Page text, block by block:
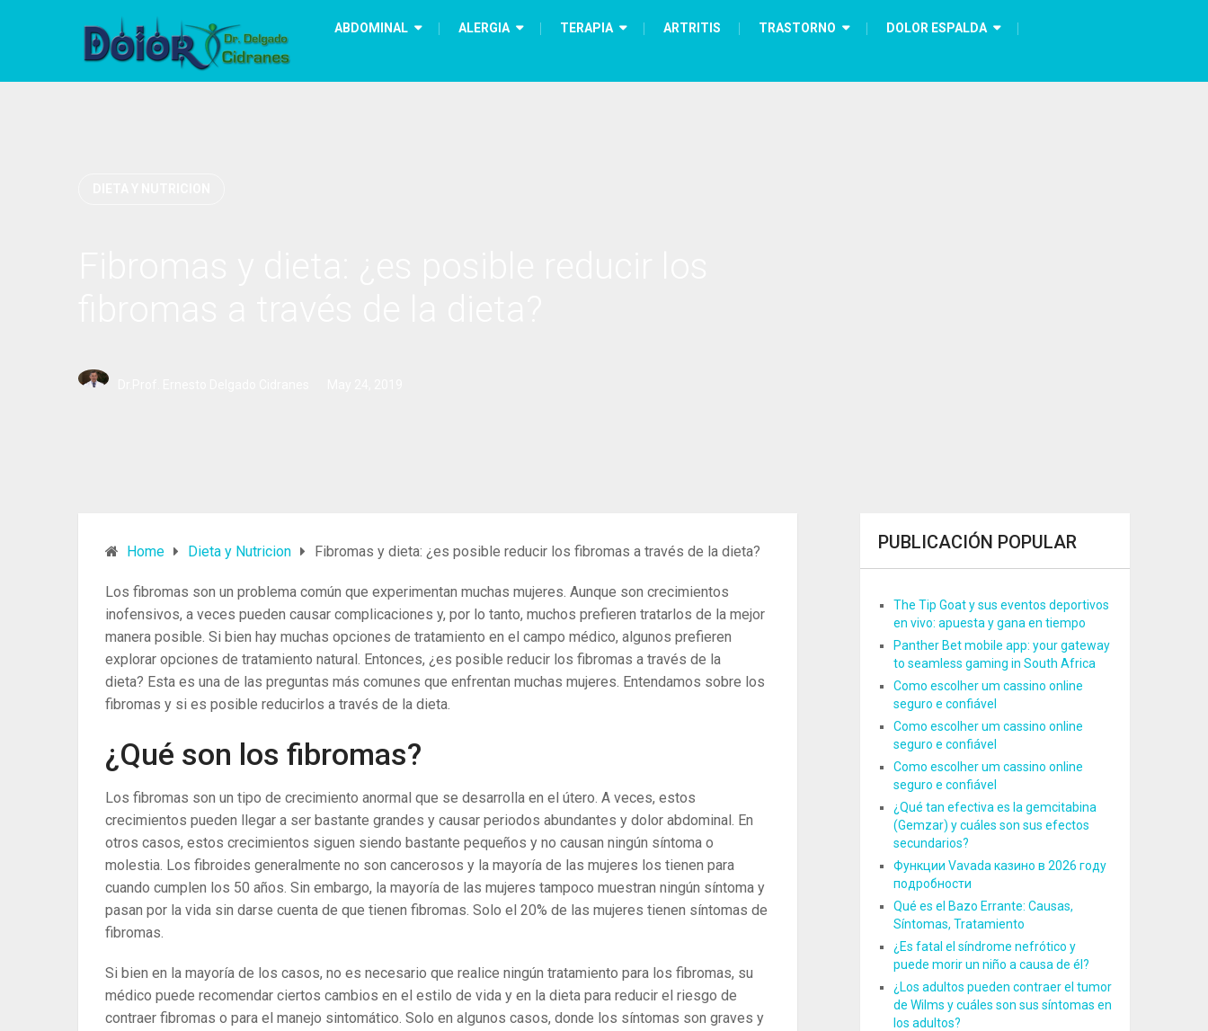
ABDOMINAL ALERGIA TERAPIA ARTRITIS TRASTORNO DOLOR ESPALDA
Home Dieta y Nutricion Fibromas y dieta: ¿es posible reducir los fibromas a través de la dieta?
Los fibromas son un problema común que experimentan muchas mujeres. Aunque son crecimientos
inofensivos, a veces pueden causar complicaciones y, por lo tanto, muchos prefieren tratarlos de la mejor
manera posible. Si bien hay muchas opciones de tratamiento en el campo médico, algunos prefieren
explorar opciones de tratamiento natural. Entonces, ¿es posible reducir los fibromas a través de la
dieta? Esta es una de las preguntas más comunes que enfrentan muchas mujeres. Entendamos sobre los
fibromas y si es posible reducirlos a través de la dieta.
¿Qué son los fibromas?
Los fibromas son un tipo de crecimiento anormal que se desarrolla en el útero. A veces, estos
crecimientos pueden llegar a ser bastante grandes y causar periodos abundantes y dolor abdominal. En
otros casos, estos crecimientos siguen siendo bastante pequeños y no causan ningún síntoma o
molestia. Los fibroides generalmente no son cancerosos y la mayoría de las mujeres los tienen para
cuando cumplen los 50 años. Sin embargo, la mayoría de las mujeres tampoco muestran ningún síntoma y
pasan por la vida sin darse cuenta de que tienen fibromas. Solo el 20% de las mujeres tienen síntomas de
fibromas.
Si bien en la mayoría de los casos, no es necesario que realice ningún tratamiento para los fibromas, su
médico puede recomendar ciertos cambios en el estilo de vida y en la dieta para reducir el riesgo de
contraer fibromas o para el manejo sintomático. Solo en algunos casos, donde los síntomas son graves y
PUBLICACIÓN POPULAR
The Tip Goat y sus eventos deportivos
en vivo: apuesta y gana en tiempo
Panther Bet mobile app: your gateway
to seamless gaming in South Africa
Como escolher um cassino online
seguro e confiável
Como escolher um cassino online
seguro e confiável
Como escolher um cassino online
seguro e confiável
¿Qué tan efectiva es la gemcitabina
(Gemzar) y cuáles son sus efectos
secundarios?
Функции Vavada казино в 2026 году
подробности
Qué es el Bazo Errante: Causas,
Síntomas, Tratamiento
¿Es fatal el síndrome nefrótico y
puede morir un niño a causa de él?
¿Los adultos pueden contraer el tumor
de Wilms y cuáles son sus síntomas en
los adultos?